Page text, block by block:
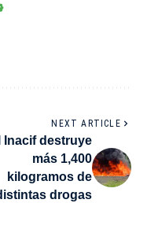
NEXT ARTICLE
Inacif destruye
más 1,400
kilogramos de
drogas